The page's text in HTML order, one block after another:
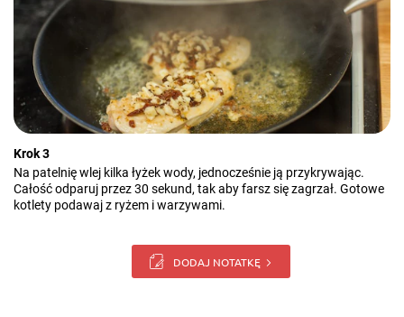
Krok 3
Na patelnię wlej kilka łyżek wody, jednocześnie ją przykrywając.
Całość odparuj przez 30 sekund, tak aby farsz się zagrzał. Gotowe
kotlety podawaj z ryżem i warzywami.
DODAJ NOTATKĘ